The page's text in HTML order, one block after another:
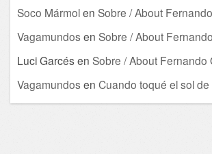
Soco Mármolen Sobre / About
Vagamundos en Sobre / About
Luci Garcés en Sobre / About Fernando
Vagamundos en Cuando toqué el sol de